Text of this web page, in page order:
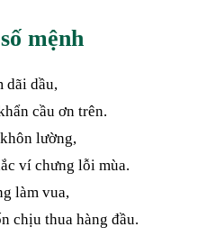
mệnh
dãi dầu,
cầu ơn trên.
lường,
ví chưng lỗi mùa.
làm vua,
chịu thua hàng đầu.